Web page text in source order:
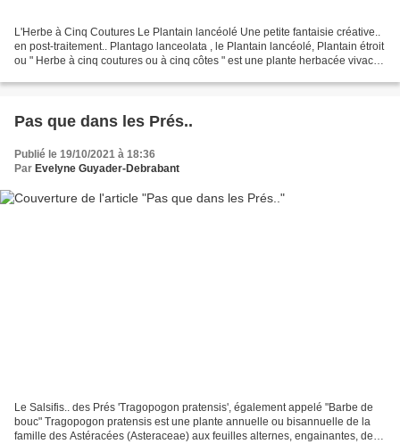
L'Herbe à Cinq Coutures Le Plantain lancéolé Une petite fantaisie créative..
en post-traitement.. Plantago lanceolata , le Plantain lancéolé, Plantain étroit
ou " Herbe à cinq coutures ou à cinq côtes " est une plante herbacée vivace
Pas que dans les Prés..
Publié le 19/10/2021 à 18:36
Par Evelyne Guyader-Debrabant
Le Salsifis.. des Prés 'Tragopogon pratensis', également appelé "Barbe de
bouc" Tragopogon pratensis est une plante annuelle ou bisannuelle de la
famille des Astéracées (Asteraceae) aux feuilles alternes, engainantes, de